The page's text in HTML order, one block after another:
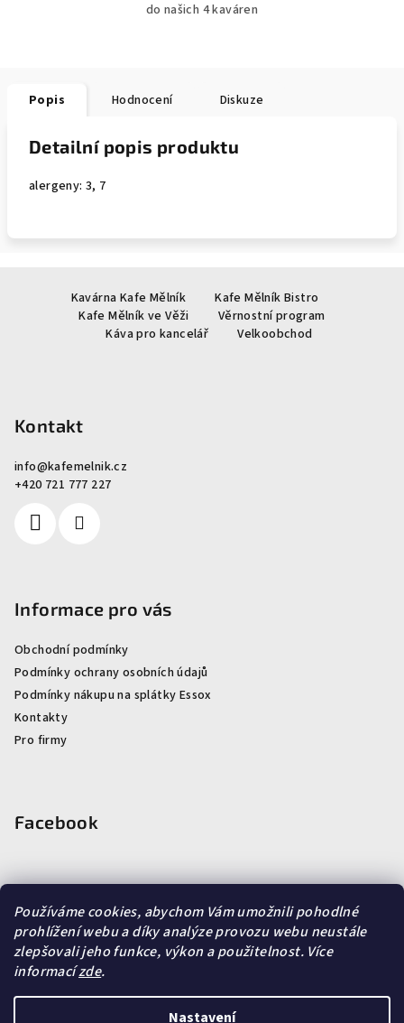
Používáme cookies, abychom Vám umožnili pohodlné
prohlížení webu a díky analýze provozu webu neustále
zlepšovali jeho funkce, výkon a použitelnost. Více
informacízde.
Nastavení
do našich 4 kaváren
Popis Hodnocení Diskuze
Detailní popis produktu
alergeny: 3, 7
Kavárna Kafe Mělník
Kafe Mělník Bistro
Kafe Mělník ve Věži
Věrnostní program
Káva pro kancelář
Velkoobchod
Kontakt
info@kafemelnik.cz
+420 721 777 227
Informace pro vás
Obchodní podmínky
Podmínky ochrany osobních údajů
Podmínky nákupu na splátky Essox
Kontakty
Pro firmy
Facebook
Vyhledávání